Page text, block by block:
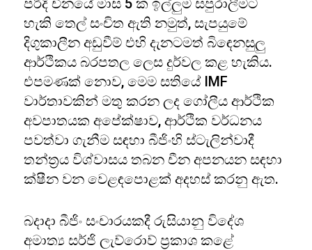
පරිදි චීනයේ මාස 5 ක ඉල්ලුම සපුරාලීමට
හැකි තෙල් සංචිත ඇති නමුත්, සැපයුමේ
දිගුකාලීන අඩුවීම් එහි දැනටමත් බිඳෙනසුලු
ආර්ථිකය බරපතල ලෙස දුර්වල කළ හැකිය.
එපමණක් නොව, මෙම සතියේ IMF
වාර්තාවකින් මතු කරන ලද ගෝලීය ආර්ථික
අවපාතයක අපේක්ෂාව, ආර්ථික වර්ධනය
පවත්වා ගැනීම සඳහා බීජිංහි ස්ටැලින්වාදී
තන්ත්‍රය විශ්වාසය තබන චීන අපනයන සඳහා
ක්ෂීන වන වෙළඳපොළක් අදහස් කරනු ඇත.
බදාදා බීජිං සංචාරයකදී රුසියානු විදේශ
අමාත්‍ය සර්ජි ලැව්රොව් ප්‍රකාශ කළේ